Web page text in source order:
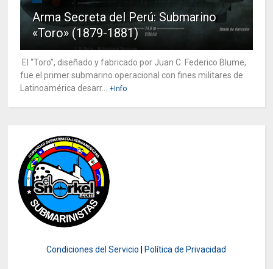
Arma Secreta del Perú: Submarino
«Toro» (1879-1881)
El “Toro”, diseñado y fabricado por Juan C. Federico Blume,
fue el primer submarino operacional con fines militares de
Latinoamérica desarr... +Info
Condiciones del Servicio Política de Privacidad